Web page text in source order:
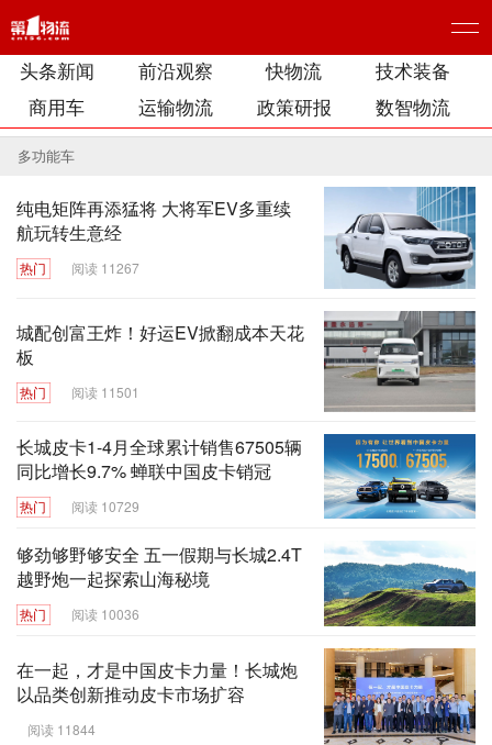
头条新闻 前沿观察 快物流
技术装备
商用车
运输物流 政策研报 数智物流
多功能车
纯电矩阵再添猛将 大将军EV多重续
航玩转生意经
热门 阅读 11267
城配创富王炸！好运EV掀翻成本天花
板
热门 阅读 11501
长城皮卡1-4月全球累计销售67505辆
同比增长9.7% 蝉联中国皮卡销冠
热门 阅读 10729
够劲够野够安全 五一假期与长城2.4T
越野炮一起探索山海秘境
热门 阅读 10036
在一起，才是中国皮卡力量！长城炮
以品类创新推动皮卡市场扩容
阅读 11844